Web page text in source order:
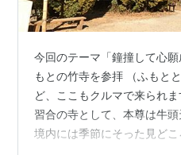
今回のテーマ「鐘撞して心
もとの竹寺を参拝 （ふもと
ど、ここもクルマで来られ
習合の寺として、本尊は牛
境内には季節にそった見ど